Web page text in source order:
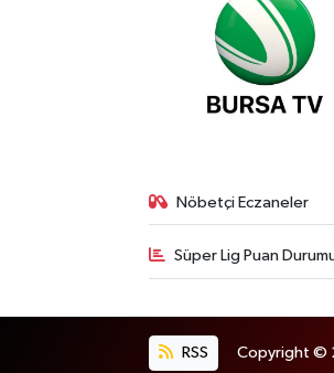
Nöbetçi Eczaneler
Süper Lig Puan
RSS Copyright ©